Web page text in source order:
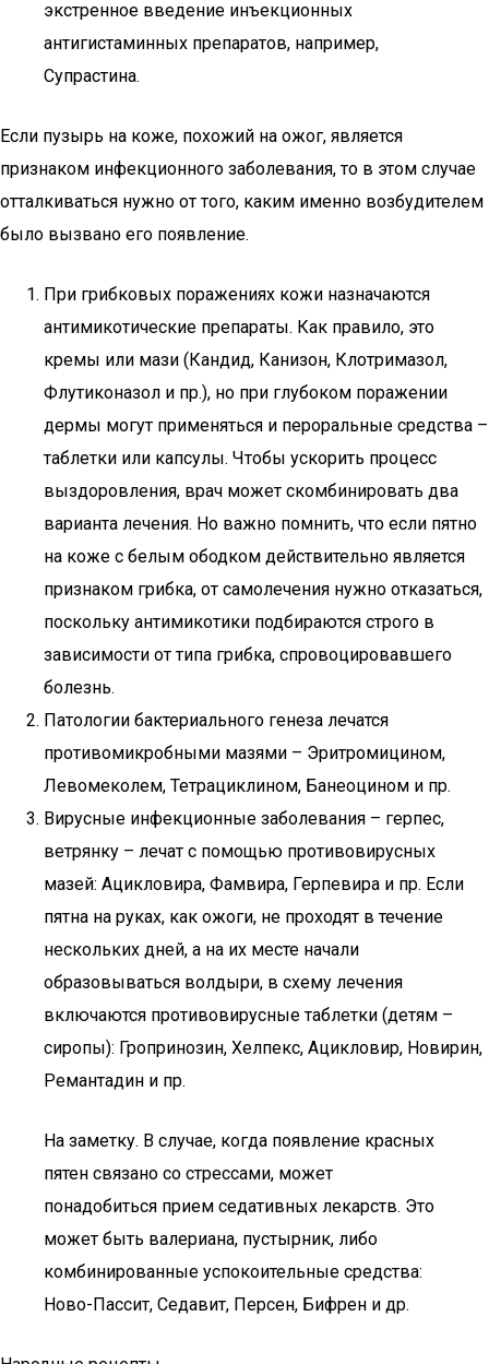
экстренное введение инъекционных
антигистаминных препаратов, например,
Супрастина.
Если пузырь на коже, похожий на ожог, является
признаком инфекционного заболевания, то в этом случае
отталкиваться нужно от того, каким именно возбудителем
было вызвано его появление.
При грибковых поражениях кожи назначаются
антимикотические препараты. Как правило, это
кремы или мази (Кандид, Канизон, Клотримазол,
Флутиконазол и пр.), но при глубоком поражении
дермы могут применяться и пероральные средства –
таблетки или капсулы. Чтобы ускорить процесс
выздоровления, врач может скомбинировать два
варианта лечения. Но важно помнить, что если пятно
на коже с белым ободком действительно является
признаком грибка, от самолечения нужно отказаться,
поскольку антимикотики подбираются строго в
зависимости от типа грибка, спровоцировавшего
болезнь.
Патологии бактериального генеза лечатся
противомикробными мазями – Эритромицином,
Левомеколем, Тетрациклином, Банеоцином и пр.
Вирусные инфекционные заболевания – герпес,
ветрянку – лечат с помощью противовирусных
мазей: Ацикловира, Фамвира, Герпевира и пр. Если
пятна на руках, как ожоги, не проходят в течение
нескольких дней, а на их месте начали
образовываться волдыри, в схему лечения
включаются противовирусные таблетки (детям –
сиропы): Гропринозин, Хелпекс, Ацикловир, Новирин,
Ремантадин и пр.
На заметку. В случае, когда появление красных
пятен связано со стрессами, может
понадобиться прием седативных лекарств. Это
может быть валериана, пустырник, либо
комбинированные успокоительные средства:
Ново-Пассит, Седавит, Персен, Бифрен и др.